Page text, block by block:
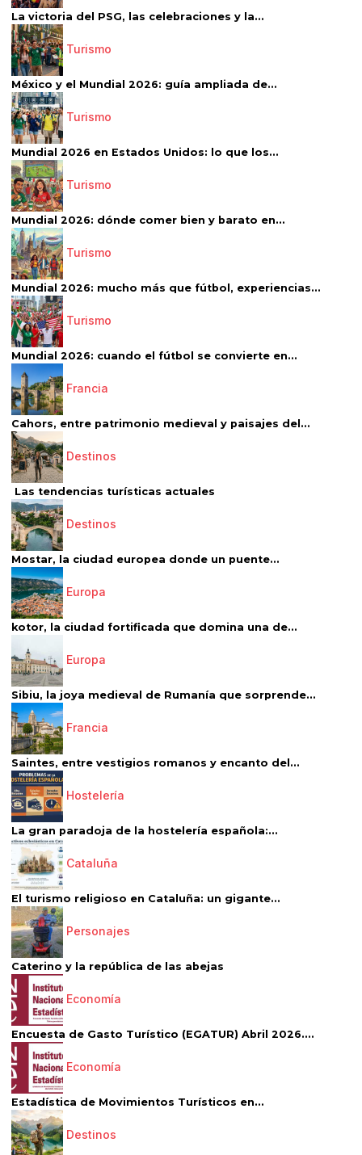
La victoria del PSG, las celebraciones y la...
Turismo
México y el Mundial 2026: guía ampliada de...
Turismo
Mundial 2026 en Estados Unidos: lo que los...
Turismo
Mundial 2026: dónde comer bien y barato en...
Turismo
Mundial 2026: mucho más que fútbol, experiencias...
Turismo
Mundial 2026: cuando el fútbol se convierte en...
Francia
Cahors, entre patrimonio medieval y paisajes del...
Destinos
Las tendencias turísticas actuales
Destinos
Mostar, la ciudad europea donde un puente...
Europa
kotor, la ciudad fortificada que domina una de...
Europa
Sibiu, la joya medieval de Rumanía que sorprende...
Francia
Saintes, entre vestigios romanos y encanto del...
Hostelería
La gran paradoja de la hostelería española:...
Cataluña
El turismo religioso en Cataluña: un gigante...
Personajes
Caterino y la república de las abejas
Economía
Encuesta de Gasto Turístico (EGATUR) Abril 2026....
Economía
Estadística de Movimientos Turísticos en...
Destinos